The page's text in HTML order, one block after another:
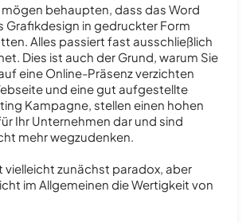
mögen behaupten, dass das Word
Grafikdesign in gedruckter Form
Alles passiert fast ausschließlich
Dies ist auch der Grund, warum Sie
eine Online-Präsenz verzichten
und eine gut aufgestellte
Kampagne, stellen einen hohen
Ihr Unternehmen dar und sind
mehr wegzudenken.
vielleicht zunächst paradox, aber
im Allgemeinen die Wertigkeit von